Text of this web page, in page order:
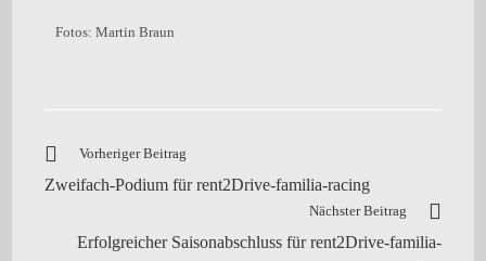
Fotos: Martin Braun
Vorheriger Beitrag
Zweifach-Podium für rent2Drive-familia-racing
Nächster Beitrag
Erfolgreicher Saisonabschluss für rent2Drive-familia-